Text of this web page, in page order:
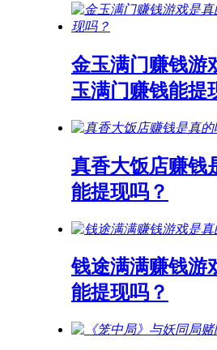
金玉满门赚钱游
玉满门赚钱能提
真香大饭店赚钱
能提现吗？
钱途满满赚钱游
能提现吗？